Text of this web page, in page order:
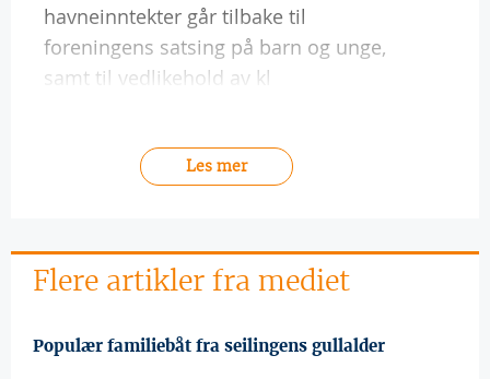
havneinntekter går tilbake til
foreningens satsing på barn og unge,
samt til vedlikehold av kl
Les mer
Flere artikler fra mediet
Populær familiebåt fra seilingens gullalder